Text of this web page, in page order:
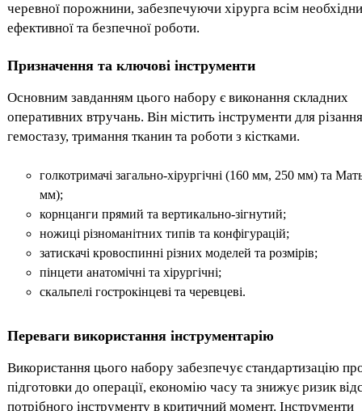
черевної порожнини, забезпечуючи хірурга всім
ефективної та безпечної роботи.
Призначення та ключові інструменти
Основним завданням цього набору є виконання складних
оперативних втручань. Він містить інструменти для
гемостазу, тримання тканин та роботи з кістками.
голкотримачі загально-хірургічні (160 мм, 250 мм) та
мм);
корнцанги прямий та вертикально-зігнутий;
ножиці різноманітних типів та конфігурацій;
затискачі кровоспинні різних моделей та розмірів;
пінцети анатомічні та хірургічні;
скальпелі гострокінцеві та черевцеві.
Переваги використання інструментарію
Використання цього набору забезпечує стандартизацію
підготовки до операції, економію часу та знижує ризик
потрібного інструменту в критичний момент. Інструменти